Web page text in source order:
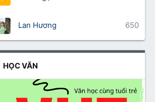
650
Lan Hương
HỌC VĂN